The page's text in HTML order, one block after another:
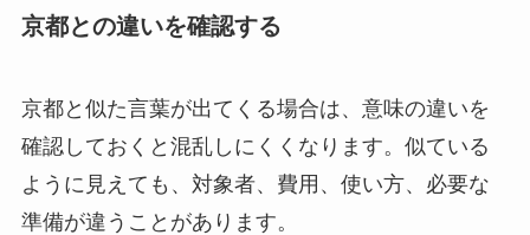
京都との違いを確認する
京都と似た言葉が出てくる場合は、意味の違いを
確認しておくと混乱しにくくなります。似ている
ように見えても、対象者、費用、使い方、必要な
準備が違うことがあります。